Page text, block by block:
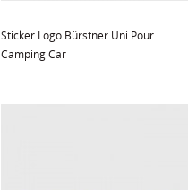
Sticker Logo Bürstner Uni Pour
Camping Car